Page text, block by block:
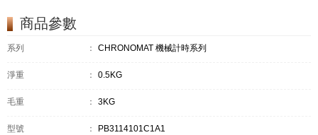
商品參數
系列 ： CHRONOMAT 機械計時系列
淨重 ： 0.5KG
毛重 ： 3KG
型號 ： PB3114101C1A1